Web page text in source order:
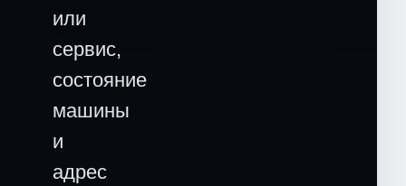
или
сервис,
состояние
машины
и
адрес